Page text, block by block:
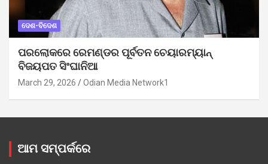
ଦେଶ-ବିଦେଶ
ପରଲୋକରେ ରେମଣ୍ଡର ପୂର୍ବତନ ଚେୟାରମ୍ୟାନ୍
ବିଜୟପତ ସିଂଘାନିଆ
March 29, 2026 Odian Media Network1
ଆମ ସମ୍ପର୍କରେ